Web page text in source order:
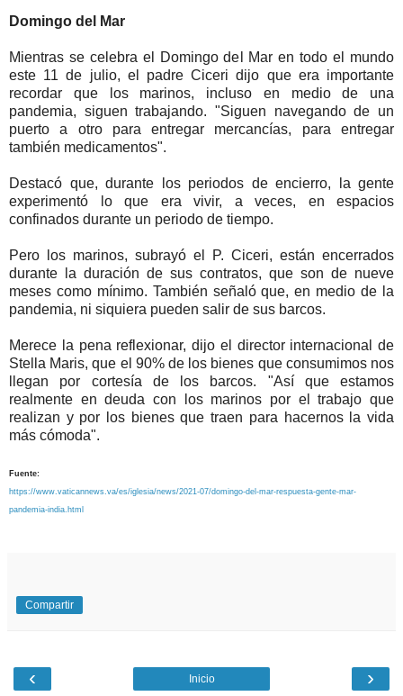
Domingo del Mar
Mientras se celebra el Domingo del Mar en todo el mundo
este 11 de julio, el padre Ciceri dijo que era importante
recordar que los marinos, incluso en medio de una
pandemia, siguen trabajando. "Siguen navegando de un
puerto a otro para entregar mercancías, para entregar
también medicamentos".
Destacó que, durante los periodos de encierro, la gente
experimentó lo que era vivir, a veces, en espacios
confinados durante un periodo de tiempo.
Pero los marinos, subrayó el P. Ciceri, están encerrados
durante la duración de sus contratos, que son de nueve
meses como mínimo. También señaló que, en medio de la
pandemia, ni siquiera pueden salir de sus barcos.
Merece la pena reflexionar, dijo el director internacional de
Stella Maris, que el 90% de los bienes que consumimos nos
llegan por cortesía de los barcos. "Así que estamos
realmente en deuda con los marinos por el trabajo que
realizan y por los bienes que traen para hacernos la vida
más cómoda".
Fuente:
https://www.vaticannews.va/es/iglesia/news/2021-07/domingo-del-mar-respuesta-gente-mar-
pandemia-india.html
Compartir
‹ ›
Inicio